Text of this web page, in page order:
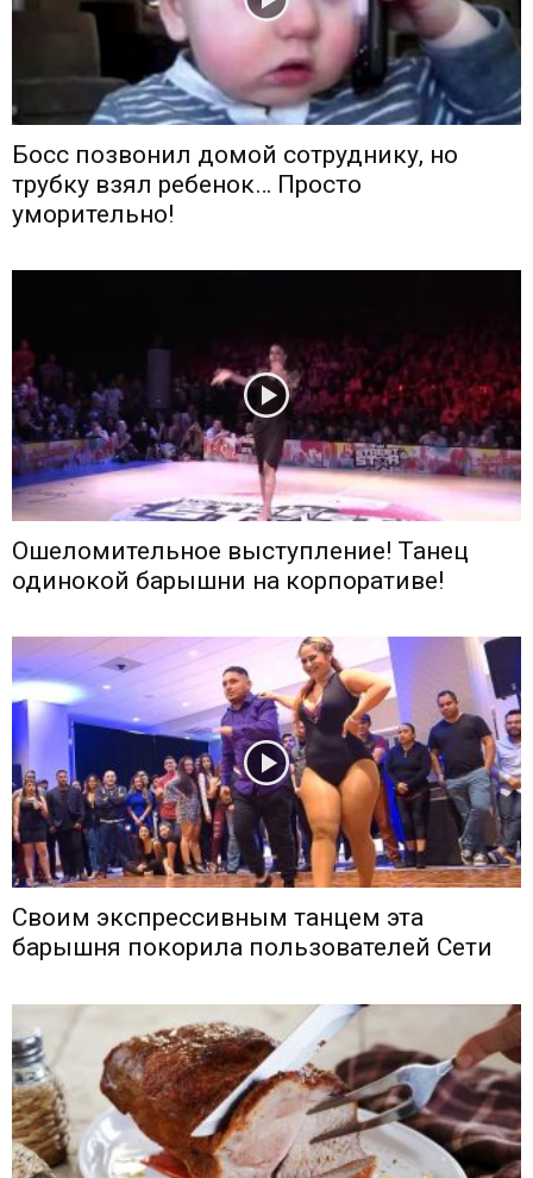
Босс позвонил домой сотруднику, но
трубку взял ребенок… Просто
уморительно!
Ошеломительное выступление! Танец
одинокой барышни на корпоративе!
Своим экспрессивным танцем эта
барышня покорила пользователей Сети